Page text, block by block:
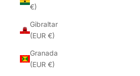
€)
Gibraltar
(EUR €)
Granada
(EUR €)